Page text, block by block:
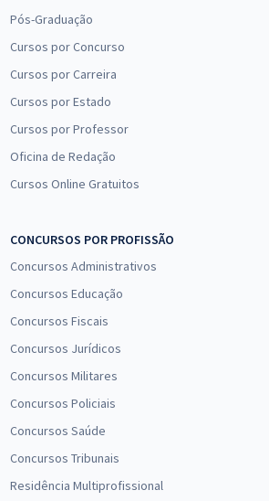
Comprar
Comprar
Comprar
Pós-Graduação
Cursos por Concurso
Cursos por Carreira
Cursos por Estado
Cursos por Professor
Oficina de Redação
Cursos Online Gratuitos
CONCURSOS POR PROFISSÃO
Concursos Administrativos
Concursos Educação
Concursos Fiscais
Concursos Jurídicos
Concursos Militares
Concursos Policiais
Concursos Saúde
Concursos Tribunais
Residência Multiprofissional